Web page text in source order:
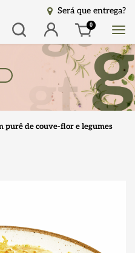
Será que entrega?
Busca
Entrar 0
purê de couve-flor e legumes